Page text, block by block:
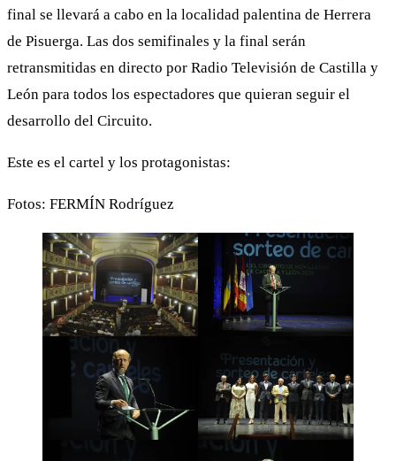
final se llevará a cabo en la localidad palentina de Herrera
de Pisuerga. Las dos semifinales y la final serán
retransmitidas en directo por Radio Televisión de Castilla y
León para todos los espectadores que quieran seguir el
desarrollo del Circuito.
Este es el cartel y los protagonistas:
Fotos: FERMÍN Rodríguez